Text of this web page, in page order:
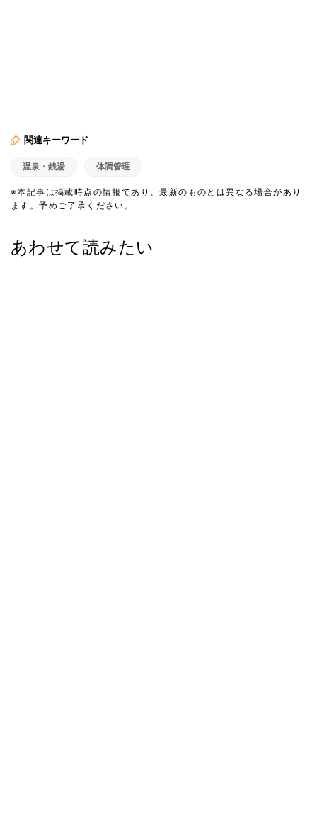
関連キーワード
温泉・銭湯 体調管理
※本記事は掲載時点の情報であり、最新のものとは異なる場合があり
ます。予めご了承ください。
あわせて読みたい